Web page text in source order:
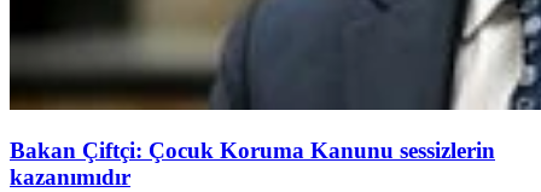
Bakan Çiftçi: Çocuk Koruma Kanunu sessizlerin
kazanımıdır